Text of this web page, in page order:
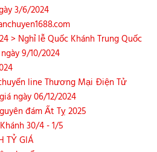
3/6/2024
> Nghỉ lễ Quốc Khánh Trung Quốc
9/10/2024
line Thương Mại Điện Tử
ngày 06/12/2024
đám Ất Tỵ 2025
30/4 - 1/5
TỶ GIÁ